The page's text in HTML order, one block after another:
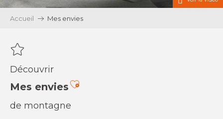
Accueil Mes envies
Découvrir
Mes enviesAjouter aux favoris
de montagne